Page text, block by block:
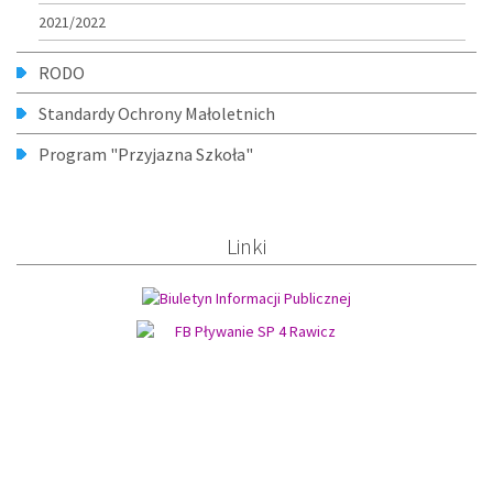
2021/2022
RODO
Standardy Ochrony Małoletnich
Program "Przyjazna Szkoła"
Linki